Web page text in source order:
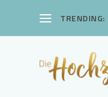
TRENDING: